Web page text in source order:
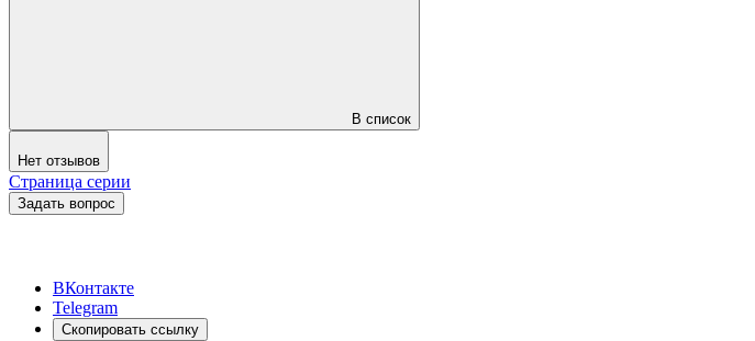
В список
Нет отзывов
Страница серии
Задать вопрос
ВКонтакте
Telegram
Скопировать ссылку